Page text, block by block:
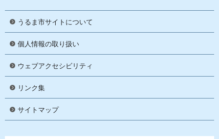
うるま市サイトについて
個人情報の取り扱い
ウェブアクセシビリティ
リンク集
サイトマップ